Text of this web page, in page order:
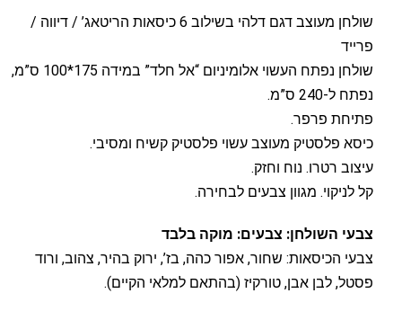
שולחן מעוצב דגם דלהי בשילוב 6 כיסאות הריטאג’ / דיווה /
פרייד
שולחן נפתח העשוי אלומיניום “אל חלד” במידה 175*100 ס”מ,
נפתח ל-240 ס”מ.
פתיחת פרפר.
כיסא פלסטיק מעוצב עשוי פלסטיק קשיח ומסיבי.
עיצוב רטרו. נוח וחזק.
קל לניקוי. מגוון צבעים לבחירה.
צבעי השולחן: צבעים: מוקה בלבד
צבעי הכיסאות: שחור, אפור כהה, בז’, ירוק בהיר, צהוב, ורוד
פסטל, לבן אבן, טורקיז (בהתאם למלאי הקיים).